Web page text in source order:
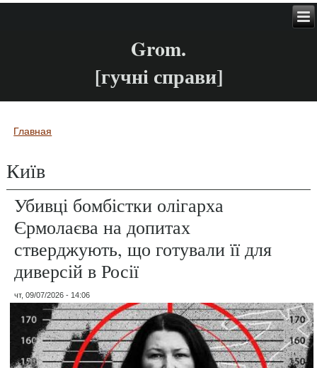
Grom.
[гучні справи]
Вы здесь
Главная
Київ
Убивці бомбістки олігарха
Єрмолаєва на допитах
стверджують, що готували її для
диверсій в Росії
чт, 09/07/2026 - 14:06